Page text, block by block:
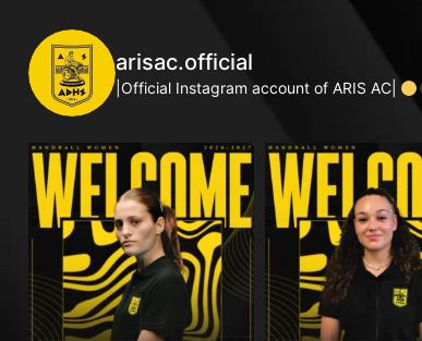
arisac.official
|Official Instagram account of ARIS AC|